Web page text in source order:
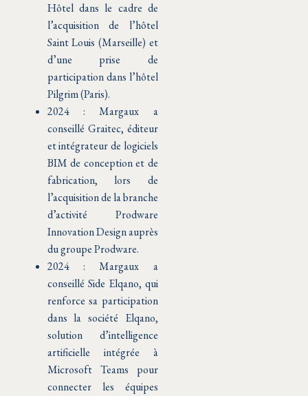
Hôtel dans le cadre de
l’acquisition de l’hôtel
Saint Louis (Marseille) et
d’une prise de
participation dans l’hôtel
Pilgrim (Paris).
2024 : Margaux a
conseillé Graitec, éditeur
et intégrateur de logiciels
BIM de conception et de
fabrication, lors de
l’acquisition de la branche
d’activité Prodware
Innovation Design auprès
du groupe Prodware.
2024 : Margaux a
conseillé Side Elqano, qui
renforce sa participation
dans la société Elqano,
solution d’intelligence
artificielle intégrée à
Microsoft Teams pour
connecter les équipes